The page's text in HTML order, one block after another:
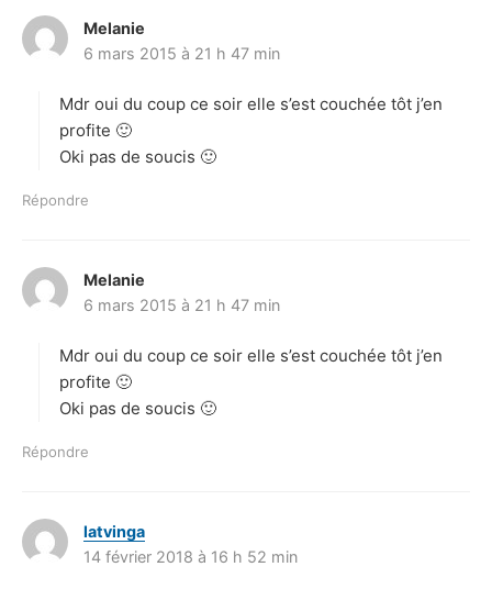
Melanie
i
6 mars 2015 à 21 h 47 min
Mdr oui du coup ce soir elle s’est couchée tôt j’en
profite 🙂
Oki pas de soucis 🙂
Répondre
Melanie
i
6 mars 2015 à 21 h 47 min
Mdr oui du coup ce soir elle s’est couchée tôt j’en
profite 🙂
Oki pas de soucis 🙂
Répondre
latvinga
i
14 février 2018 à 16 h 52 min